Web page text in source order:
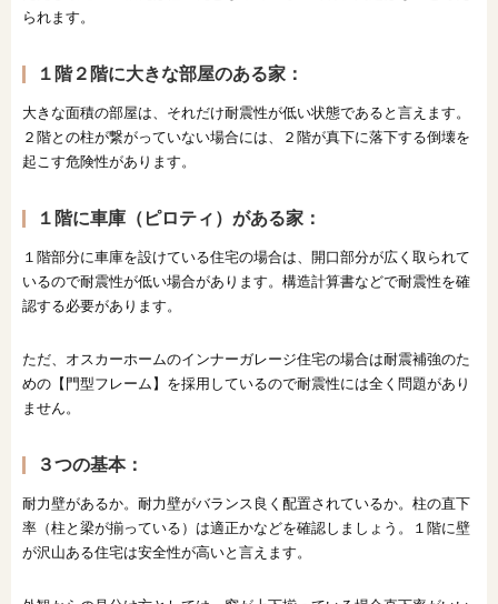
られます。
１階２階に大きな部屋のある家：
大きな面積の部屋は、それだけ耐震性が低い状態であると言えます。
２階との柱が繋がっていない場合には、２階が真下に落下する倒壊を
起こす危険性があります。
１階に車庫（ピロティ）がある家：
１階部分に車庫を設けている住宅の場合は、開口部分が広く取られて
いるので耐震性が低い場合があります。構造計算書などで耐震性を確
認する必要があります。
ただ、オスカーホームのインナーガレージ住宅の場合は耐震補強のた
めの【門型フレーム】を採用しているので耐震性には全く問題があり
ません。
３つの基本：
耐力壁があるか。耐力壁がバランス良く配置されているか。柱の直下
率（柱と梁が揃っている）は適正かなどを確認しましょう。１階に壁
が沢山ある住宅は安全性が高いと言えます。